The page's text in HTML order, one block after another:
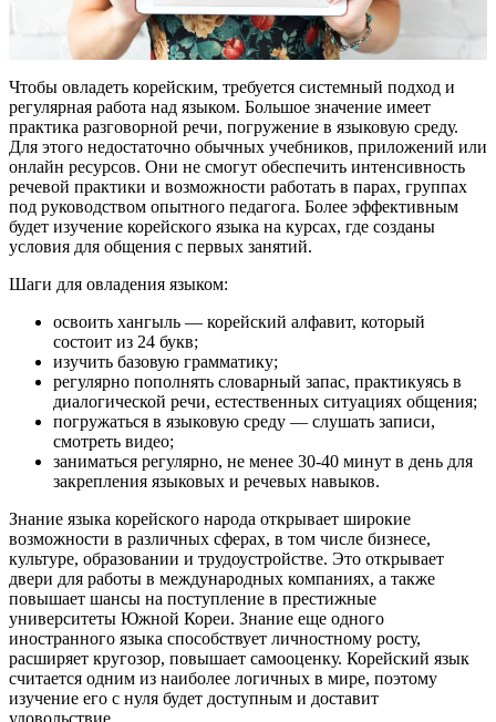
Чтобы овладеть корейским, требуется системный подход и
регулярная работа над языком. Большое значение имеет
практика разговорной речи, погружение в языковую среду.
Для этого недостаточно обычных учебников, приложений или
онлайн ресурсов. Они не смогут обеспечить интенсивность
речевой практики и возможности работать в парах, группах
под руководством опытного педагога. Более эффективным
будет изучение корейского языка на курсах, где созданы
условия для общения с первых занятий.
Шаги для овладения языком:
освоить хангыль — корейский алфавит, который
состоит из 24 букв;
изучить базовую грамматику;
регулярно пополнять словарный запас, практикуясь в
диалогической речи, естественных ситуациях общения;
погружаться в языковую среду — слушать записи,
смотреть видео;
заниматься регулярно, не менее 30-40 минут в день для
закрепления языковых и речевых навыков.
Знание языка корейского народа открывает широкие
возможности в различных сферах, в том числе бизнесе,
культуре, образовании и трудоустройстве. Это открывает
двери для работы в международных компаниях, а также
повышает шансы на поступление в престижные
университеты Южной Кореи. Знание еще одного
иностранного языка способствует личностному росту,
расширяет кругозор, повышает самооценку. Корейский язык
считается одним из наиболее логичных в мире, поэтому
изучение его с нуля будет доступным и доставит
удовольствие.